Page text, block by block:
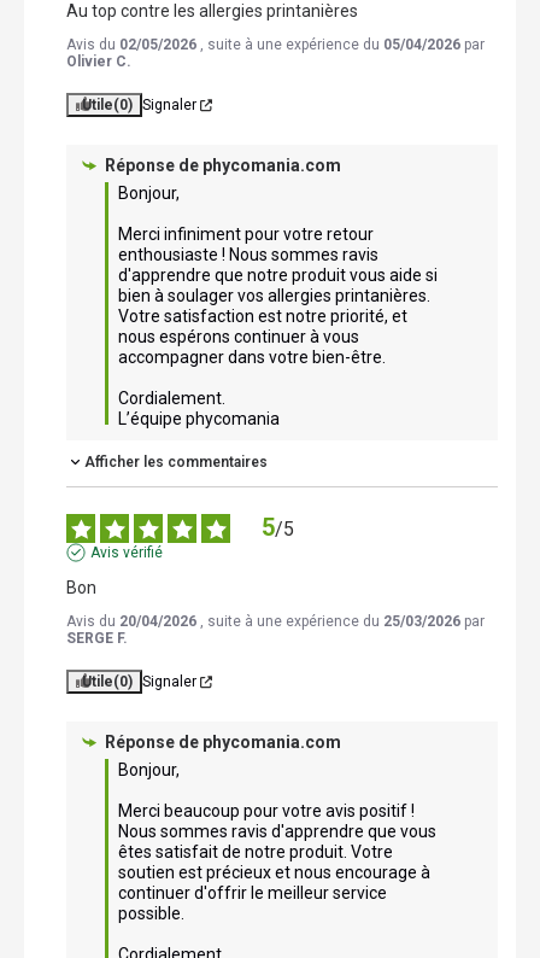
Au top contre les allergies printanières
Avis du 02/05/2026 , suite à une expérience du 05/04/2026 par
Olivier C.
Utile(0) Signaler
Réponse de phycomania.com
Bonjour,
Merci infiniment pour votre retour
enthousiaste ! Nous sommes ravis
d'apprendre que notre produit vous aide si
bien à soulager vos allergies printanières.
Votre satisfaction est notre priorité, et
nous espérons continuer à vous
accompagner dans votre bien-être.
Cordialement.
L’équipe phycomania
Afficher les commentaires
5/5
Avis vérifié
Bon
Avis du 20/04/2026 , suite à une expérience du 25/03/2026 par
SERGE F.
Utile(0) Signaler
Réponse de phycomania.com
Bonjour,
Merci beaucoup pour votre avis positif !
Nous sommes ravis d'apprendre que vous
êtes satisfait de notre produit. Votre
soutien est précieux et nous encourage à
continuer d'offrir le meilleur service
possible.